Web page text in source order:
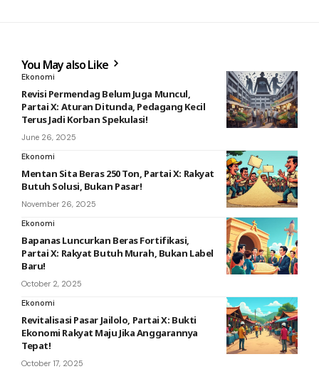
You May also Like
Ekonomi
Revisi Permendag Belum Juga Muncul,
Partai X: Aturan Ditunda, Pedagang Kecil
Terus Jadi Korban Spekulasi!
June 26, 2025
Ekonomi
Mentan Sita Beras 250 Ton, Partai X: Rakyat
Butuh Solusi, Bukan Pasar!
November 26, 2025
Ekonomi
Bapanas Luncurkan Beras Fortifikasi,
Partai X: Rakyat Butuh Murah, Bukan Label
Baru!
October 2, 2025
Ekonomi
Revitalisasi Pasar Jailolo, Partai X: Bukti
Ekonomi Rakyat Maju Jika Anggarannya
Tepat!
October 17, 2025